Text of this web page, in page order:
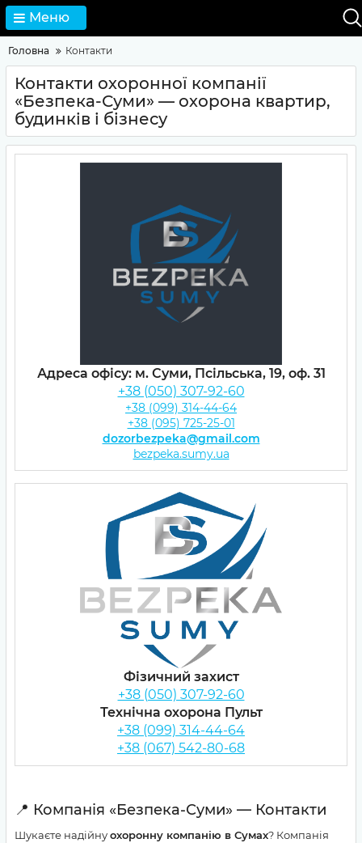
Меню
Головна Контакти
Контакти охоронної компанії
«Безпека-Суми» — охорона квартир,
будинків і бізнесу
Адреса офісу: м. Суми, Псільська, 19, оф. 31
+38 (050) 307-92-60
+38 (099) 314-44-64
+38 (095) 725-25-01
dozorbezpeka@gmail.com
bezpeka.sumy.ua
Фізичний захист
+38 (050) 307-92-60
Технічна охорона Пульт
+38 (099) 314-44-64
+38 (067) 542-80-68
📍 Компанія «Безпека-Суми» — Контакти
Шукаєте надійнуохоронну компанію в Сумах? Компанія